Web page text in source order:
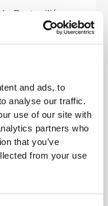
and ads, to
analyse our traffic.
use of our site with
partners who
that you’ve
from your use
Postawiliśmy na
wyróżnia nasze
metek noszenie
skóry.